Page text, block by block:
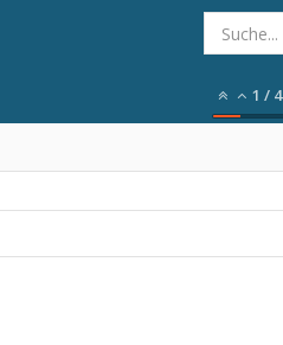
1 / 4